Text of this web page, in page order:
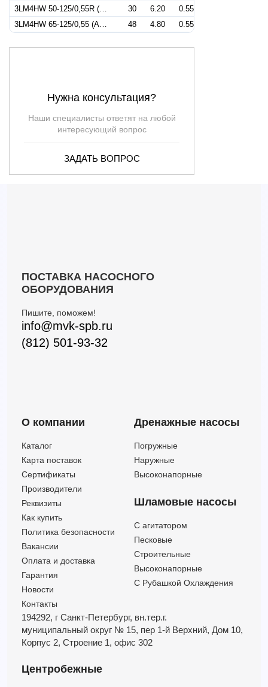
3LM4HW 50-125/0,55R (Артикул 1294039204)
30 6.20
0.55
3LM4HW 65-125/0,55 (Артикул 1341339204)
48 4.80 0.55
Нужна консультация?
Наши специалисты ответят на любой
интересующий вопрос
ЗАДАТЬ ВОПРОС
ПОСТАВКА НАСОСНОГО
ОБОРУДОВАНИЯ
Пишите, поможем!
info@mvk-spb.ru
(812) 501-93-32
О компании
Каталог
Карта поставок
Сертификаты
Производители
Реквизиты
Как купить
Политика безопасности
Вакансии
Оплата и доставка
Гарантия
Новости
Контакты
Дренажные насосы
Погружные
Наружные
Высоконапорные
Шламовые насосы
C агитатором
Песковые
Строительные
Высоконапорные
С Рубашкой Охлаждения
194292, г Санкт-Петербург, вн.тер.г.
муниципальный округ № 15, пер 1-й Верхний, Дом 10,
Корпус 2, Строение 1, офис 302
Центробежные